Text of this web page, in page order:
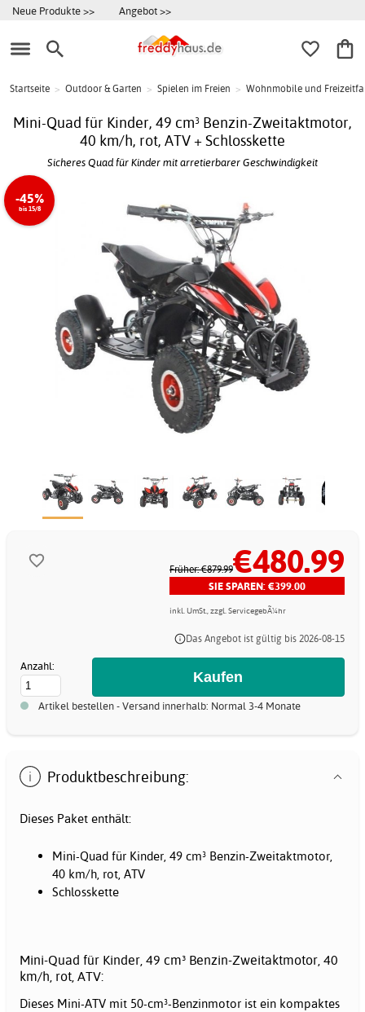
Neue Produkte >> Angebot >>
Startseite > Outdoor & Garten > Spielen im Freien > Wohnmobile und
Mini-Quad für Kinder, 49 cm³ Benzin-Zweitaktmotor,
40 km/h, rot, ATV + Schlosskette
Sicheres Quad für Kinder mit arretierbarer Geschwindigkeit
-45%
bis 15/8
Früher: €879.99€480.99
SIE SPAREN: €399.00
inkl. UmSt., zzgl. ServicegebÃ¼hr
Das Angebot ist gültig bis 2026-08-15
Anzahl:
Artikel bestellen - Versand innerhalb: Normal 3-4 Monate
Produktbeschreibung:
Dieses Paket enthält:
Mini-Quad für Kinder, 49 cm³ Benzin-Zweitaktmotor,
40 km/h, rot, ATV
Schlosskette
Mini-Quad für Kinder, 49 cm³ Benzin-Zweitaktmotor, 40
km/h, rot, ATV:
Dieses Mini-ATV mit 50-cm³-Benzinmotor ist ein kompaktes